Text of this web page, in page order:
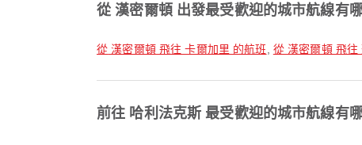
從 漢密爾頓 出發最受歡迎的城市航線有
從 漢密爾頓 飛往 卡爾加里 的航班 從 漢密爾頓 飛往
前往 哈利法克斯 最受歡迎的城市航線有